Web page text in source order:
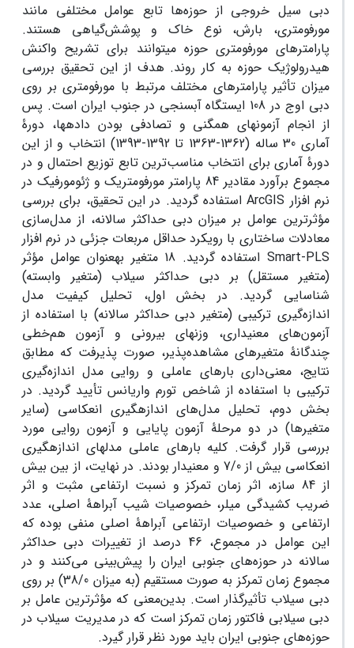
دبی سیل خروجی از حوزه‌ها تابع عوامل مختلفی مانند
مورفومتری، بارش، نوع خاک و پوشش‌گیاهی هستند.
پارامترهای مورفومتری حوزه می­توانند برای تشریح واکنش
هیدرولوژیک حوزه به کار روند. هدف از این تحقیق بررسی
میزان تأثیر پارامترهای مختلف مرتبط با مورفومتری بر روی
دبی اوج در 108 ایستگاه آب­سنجی در جنوب ایران است. پس
از انجام آزمون­های همگنی و تصادفی بودن داده­ها، دورۀ
آماری 30 ساله (1362-1363 تا 1392-1393) انتخاب و از این
دورۀ آماری برای انتخاب مناسب‌ترین تابع توزیع احتمال و در
مجموع برآورد مقادیر 84 پارامتر مورفومتریک و ژئومورفیک در
نرم افزار ArcGIS استفاده گردید. در این تحقیق، برای بررسی
مؤثرترین عوامل بر میزان دبی حداکثر سالانه، از مدل‌سازی
معادلات ساختاری با رویکرد حداقل مربعات جزئی در نرم افزار
Smart-PLS استفاده گردید. 18 متغیر به­عنوان عوامل مؤثر
(متغیر مستقل) بر دبی حداکثر سیلاب (متغیر وابسته)
شناسایی گردید. در بخش اول، تحلیل کیفیت مدل
اندازه‌گیری ترکیبی (متغیر دبی حداکثر سالانه) با استفاده از
آزمون‌های معنی­داری، وزن­های بیرونی و آزمون هم‌خطی
چندگانۀ متغیرهای مشاهده‌پذیر، صورت پذیرفت که مطابق
نتایج، معنی‌داری بارهای عاملی و روایی مدل اندازه‌گیری
ترکیبی با استفاده از شاخص تورم واریانس تأیید گردید. در
بخش دوم، تحلیل مدل‌های اندازه­گیری انعکاسی (سایر
متغیرها) در دو مرحلۀ آزمون پایایی و آزمون روایی مورد
بررسی قرار گرفت. کلیه بارهای عاملی مدل­های اندازه­گیری
انعکاسی بیش از 7/0 و معنی­دار بودند. در نهایت، از بین بیش
از 84 سازه، اثر زمان تمرکز و نسبت ارتفاعی مثبت و اثر
ضریب کشیدگی میلر، خصوصیات شیب آبراهۀ اصلی، عدد
ارتفاعی و خصوصیات ارتفاعی آبراهۀ اصلی منفی بوده که
این عوامل در مجموع، 46 درصد از تغییرات دبی حداکثر
سالانه در حوزه‌های جنوبی ایران را پیش‌بینی می‌کنند و در
مجموع زمان تمرکز به صورت مستقیم (به میزان 38/0) بر روی
دبی سیلاب تأثیرگذار است. بدین‌معنی که مؤثرترین عامل بر
دبی سیلابی فاکتور زمان تمرکز است که در مدیریت سیلاب در
حوزه‌های جنوبی ایران باید مورد نظر قرار گیرد.